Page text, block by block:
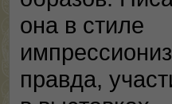
она в стиле
правда,